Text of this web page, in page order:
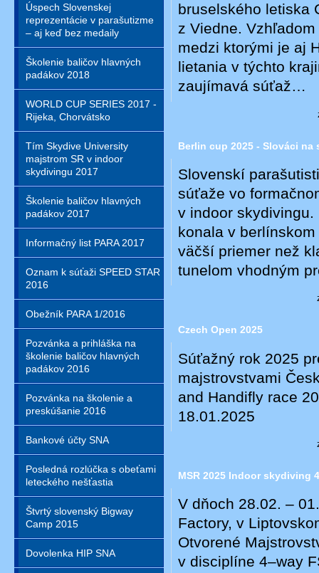
Úspech Slovenskej
reprezentácie v parašutizme
– aj keď bez medaily
Školenie baličov hlavných
padákov 2018
WORLD CUP SERIES 2017 -
Rijeka, Chorvátsko
Tím Skydive University
majstrom SR v indoor
skydivingu 2017
Školenie baličov hlavných
padákov 2017
Informačný list PARA 2017
Oznam k súťaži SPEED STAR
2016
Obežník PARA 1/2016
Pozvánka a prihláška na
školenie baličov hlavných
padákov 2016
Pozvánka na školenie a
preskúšanie 2016
Bankové účty SNA
Posledná rozlúčka s obeťami
leteckého nešťastia
Štvrtý slovenský Bigway
Camp 2015
Dovolenka HIP SNA
bruselského letiska
z Viedne.
medzi ktorými je aj
lietania v týchto
zaujímavá súťaž…
Berlin cup 2025 - Slováci na
Slovenskí
súťaže vo
v indoor
konala v
väčší priemer než
tunelom vhodným
Czech Open 2025
Súťažný rok 2025
majstrovstvami
and Handifly race
18.01.2025
MSR 2025 Indoor skydiving
V dňoch 28.02. –
Factory, v
Otvorené
v disciplíne 4–way